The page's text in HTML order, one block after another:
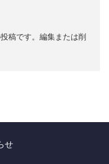
稿です。編集または削
せ